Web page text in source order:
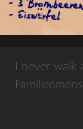
I never walk